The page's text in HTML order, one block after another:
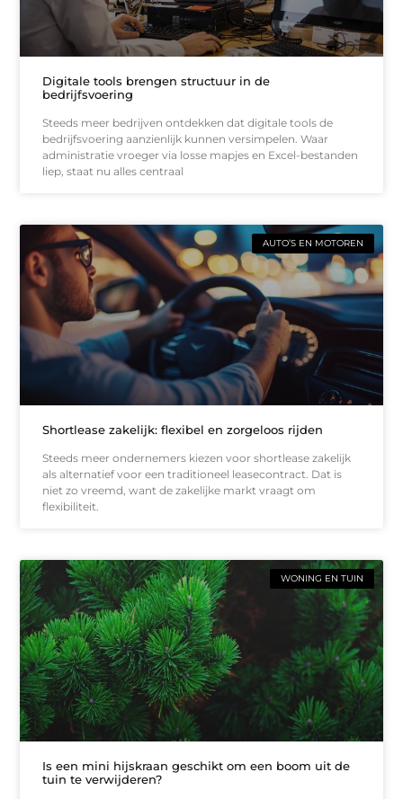
Digitale tools brengen structuur in de
bedrijfsvoering
Steeds meer bedrijven ontdekken dat digitale tools de
bedrijfsvoering aanzienlijk kunnen versimpelen. Waar
administratie vroeger via losse mapjes en Excel-bestanden
liep, staat nu alles centraal
AUTO’S EN MOTOREN
Shortlease zakelijk: flexibel en zorgeloos rijden
Steeds meer ondernemers kiezen voor shortlease zakelijk
als alternatief voor een traditioneel leasecontract. Dat is
niet zo vreemd, want de zakelijke markt vraagt om
flexibiliteit.
WONING EN TUIN
Is een mini hijskraan geschikt om een boom uit de
tuin te verwijderen?